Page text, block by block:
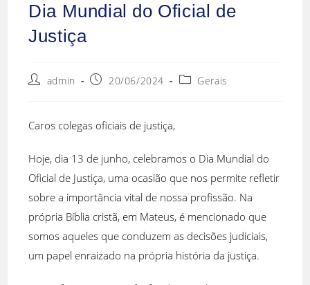
Dia Mundial do Oficial de
Justiça
admin 20/06/2024 Gerais
Caros colegas oficiais de justiça,
Hoje, dia 13 de junho, celebramos o Dia Mundial do
Oficial de Justiça, uma ocasião que nos permite refletir
sobre a importância vital de nossa profissão. Na
própria Bíblia cristã, em Mateus, é mencionado que
somos aqueles que conduzem as decisões judiciais,
um papel enraizado na própria história da justiça.